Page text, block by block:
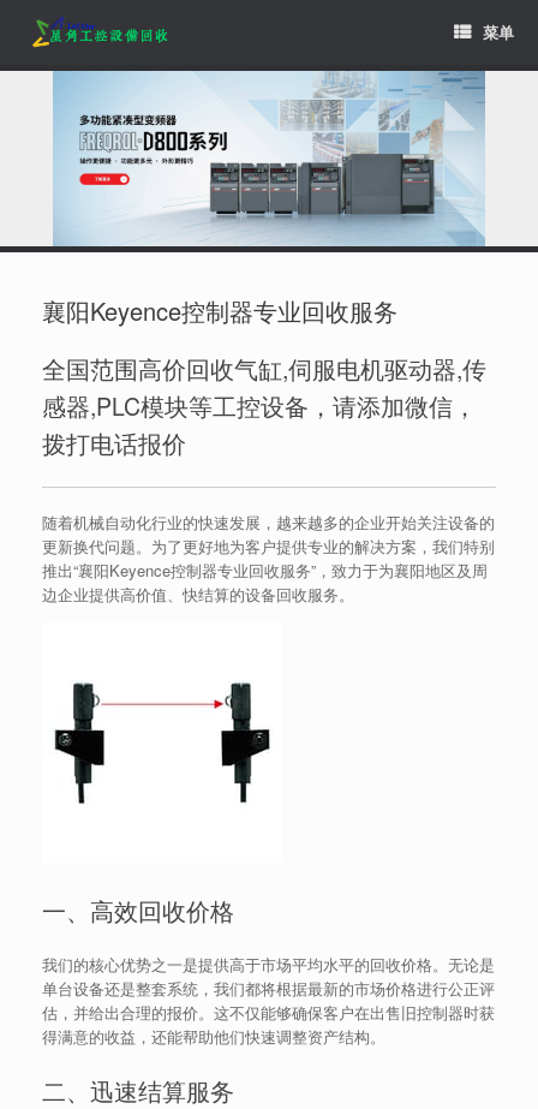
content
菜单
襄阳Keyence控制器专业回收服务
全国范围高价回收气缸,伺服电机驱动器,传
感器,PLC模块等工控设备，请添加微信，
拨打电话报价
随着机械自动化行业的快速发展，越来越多的企业开始关注设备的
更新换代问题。为了更好地为客户提供专业的解决方案，我们特别
推出“襄阳Keyence控制器专业回收服务”，致力于为襄阳地区及周
边企业提供高价值、快结算的设备回收服务。
一、高效回收价格
我们的核心优势之一是提供高于市场平均水平的回收价格。无论是
单台设备还是整套系统，我们都将根据最新的市场价格进行公正评
估，并给出合理的报价。这不仅能够确保客户在出售旧控制器时获
得满意的收益，还能帮助他们快速调整资产结构。
二、迅速结算服务